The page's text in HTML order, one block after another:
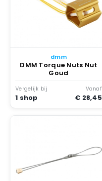
dmm
DMM Torque Nuts Nut
Goud
Vergelijk bij
1 shop
Vanaf
€ 28,45